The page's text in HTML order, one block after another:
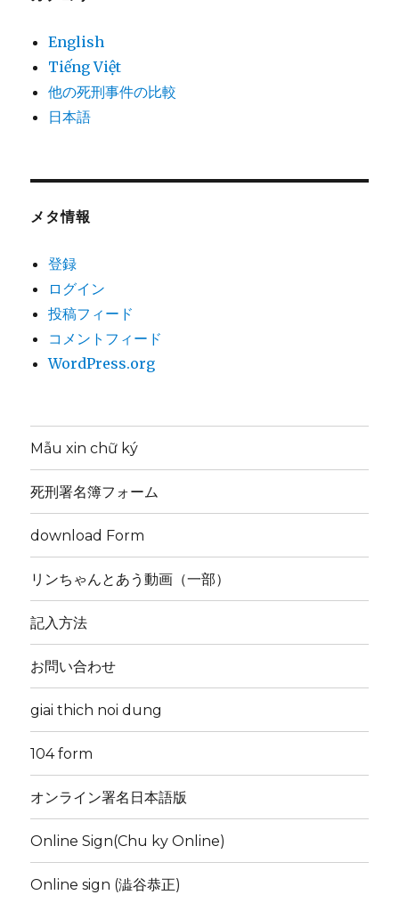
English
Tiếng Việt
他の死刑事件の比較
日本語
メタ情報
登録
ログイン
投稿フィード
コメントフィード
WordPress.org
Mẫu xin chữ ký
死刑署名簿フォーム
download Form
リンちゃんとあう動画（一部）
記入方法
お問い合わせ
giai thich noi dung
104 form
オンライン署名日本語版
Online Sign(Chu ky Online)
Online sign (澁谷恭正)